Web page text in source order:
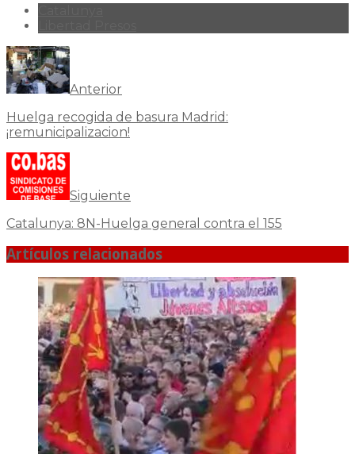
Anterior
Huelga recogida de basura Madrid:
¡remunicipalizacion!
Siguiente
Catalunya: 8N-Huelga general contra el 155
Artículos relacionados